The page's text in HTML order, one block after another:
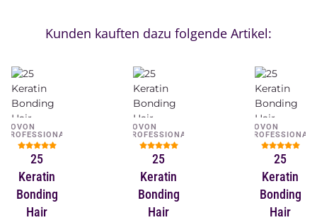
Kunden kauften dazu folgende Artikel:
NOVON
PROFESSIONAL
25
Keratin
Bonding
Hair
NOVON
PROFESSIONAL
25
Keratin
Bonding
Hair
NOVON
PROFESSIONAL
25
Keratin
Bonding
Hair